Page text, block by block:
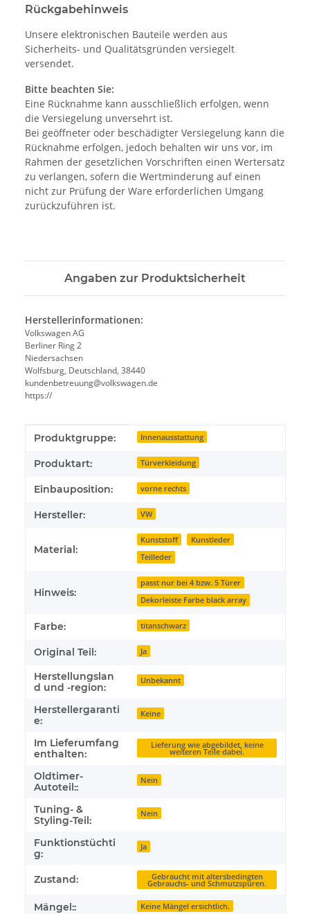
Rückgabehinweis
Unsere elektronischen Bauteile werden aus
Sicherheits- und Qualitätsgründen versiegelt
versendet.
Bitte beachten Sie:
Eine Rücknahme kann ausschließlich erfolgen, wenn
die Versiegelung unversehrt ist.
Bei geöffneter oder beschädigter Versiegelung kann die
Rücknahme erfolgen, jedoch behalten wir uns vor, im
Rahmen der gesetzlichen Vorschriften einen Wertersatz
zu verlangen, sofern die Wertminderung auf einen
nicht zur Prüfung der Ware erforderlichen Umgang
zurückzuführen ist.
Angaben zur Produktsicherheit
Herstellerinformationen:
Volkswagen AG
Berliner Ring 2
Niedersachsen
Wolfsburg, Deutschland, 38440
kundenbetreuung@volkswagen.de
https://
Produkteigenschaft
Wert
Produktgruppe: Innenausstattung
Produktart: Türverkleidung
Einbauposition: vorne rechts
Hersteller: VW
Material:
Kunststoff
Kunstleder
Teilleder
Hinweis:
passt nur bei 4 bzw. 5 Türer
Dekorleiste Farbe black array
Farbe: titanschwarz
Original Teil: Ja
Herstellungslan
d und -region:
Unbekannt
Herstellergaranti
e:
Keine
Im Lieferumfang
enthalten:
Lieferung wie abgebildet, keine
weiteren Teile dabei.
Oldtimer-
Autoteil::
Nein
Tuning- &
Styling-Teil:
Nein
Funktionstüchti
g:
Ja
Zustand: Gebraucht mit altersbedingten
Gebrauchs- und Schmutzspuren.
Mängel:: Keine Mängel ersichtlich.